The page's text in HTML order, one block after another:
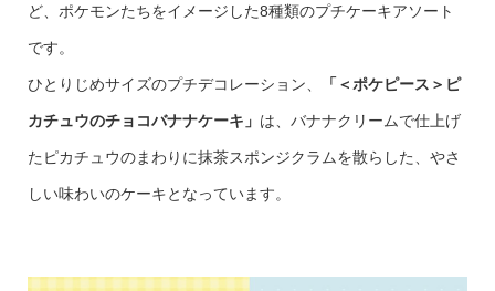
ど、ポケモンたちをイメージした8種類のプチケーキアソート
です。
ひとりじめサイズのプチデコレーション、 「＜ポケピース＞ピ
カチュウのチョコバナナケーキ」 は、バナナクリームで仕上げ
たピカチュウのまわりに抹茶スポンジクラムを散らした、やさ
しい味わいのケーキとなっています。